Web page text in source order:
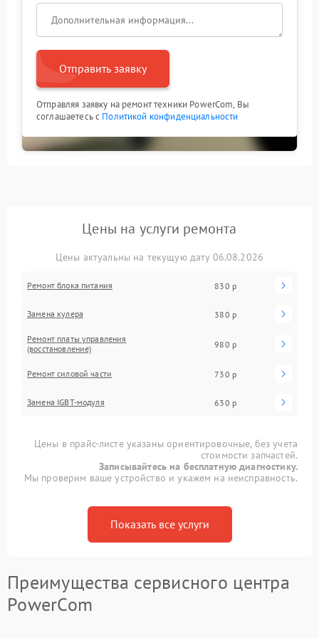
Отправить заявку
Отправляя заявку на ремонт техники PowerCom, Вы
соглашаетесь с Политикой конфиденциальности
Цены на услуги ремонта
Цены актуальны на текущую дату 06.08.2026
Ремонт блока питания 830 р
Замена кулера 380 р
Ремонт платы управления
(восстановление)
980 р
Ремонт силовой части 730 р
Замена IGBT-модуля 630 р
Цены в прайс-листе указаны ориентировочные, без учета
стоимости запчастей.
Записывайтесь на бесплатную диагностику.
Мы проверим ваше устройство и укажем на неисправность.
Показать все услуги
Преимущества сервисного центра
PowerCom